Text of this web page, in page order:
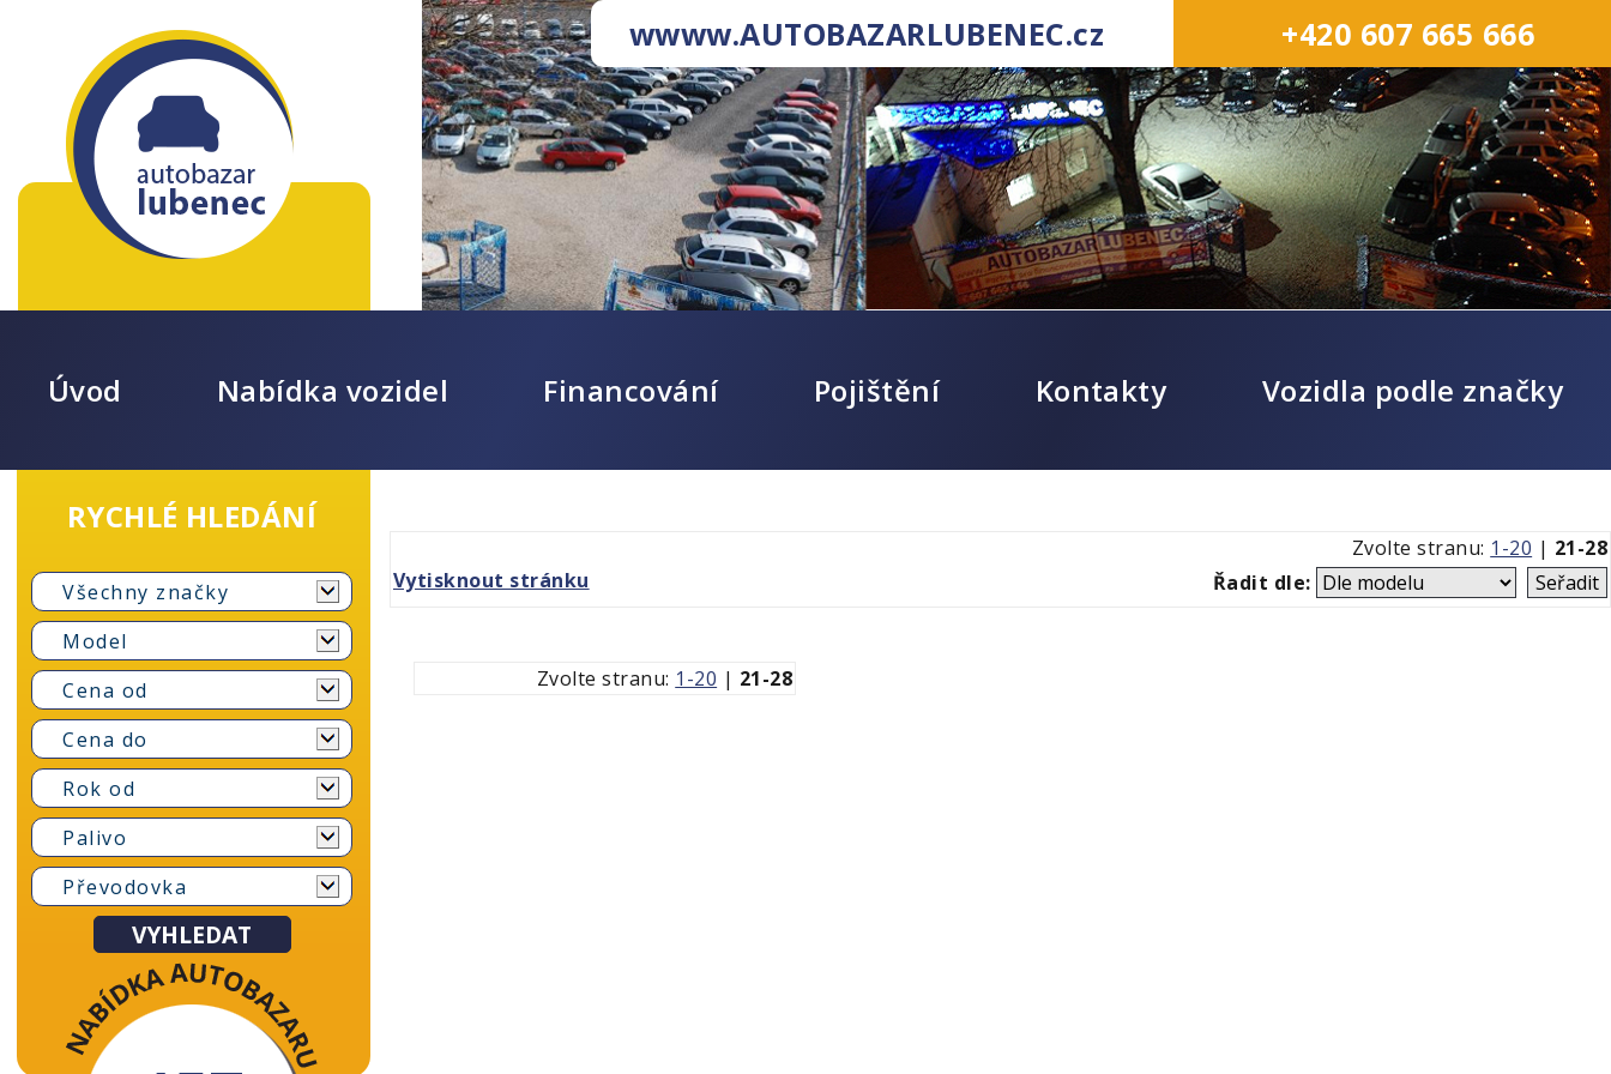
Úvod Nabídka vozidel Financování Pojištění Kontakty Vozidla podle značky
wwww.AUTOBAZARLUBENEC.cz +420 607 665 666
Zvolte stranu: 1-20 | 21-28
Vytisknout stránku
Řadit dle:
Zvolte stranu: 1-20 | 21-28
RYCHLÉ HLEDÁNÍ
Všechny značky
Model
Cena od
Cena do
Rok od
Palivo
Převodovka